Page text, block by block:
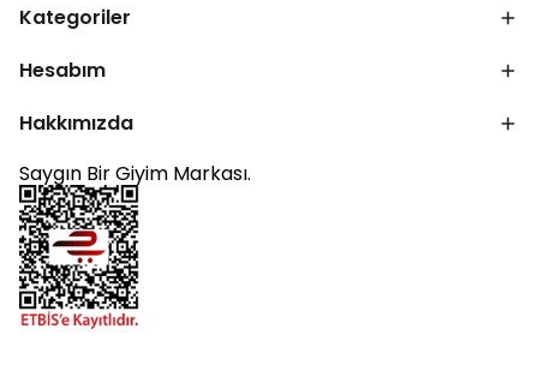
Kategoriler
Hesabım
Hakkımızda
Saygın Bir Giyim Markası.